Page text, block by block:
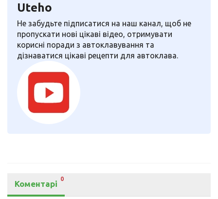
Uteho
Не забудьте підписатися на наш канал, щоб не
пропускати нові цікаві відео, отримувати
корисні поради з автоклавування та
дізнаватися цікаві рецепти для автоклава.
Коментарі
0